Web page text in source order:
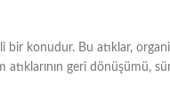
bir konudur. Bu atıklar,
geri dönüşümü,